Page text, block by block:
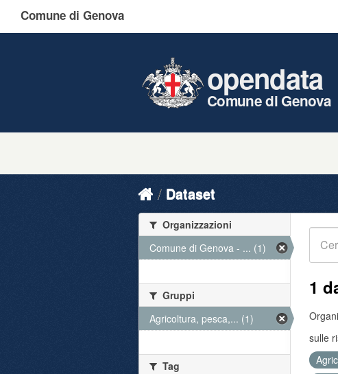
Comune di Genova
opendata
Comune di Genova
Dataset
1
sulle
Organizzazioni
Comune di Genova - ... (1)
Gruppi
Agricoltura, pesca,... (1)
Tag